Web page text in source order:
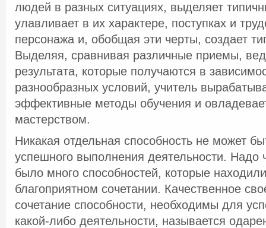
людей в разных ситуациях, выделяет
улавливает в их характере, поступках и
персонажа и, обобщая эти черты, создает
Выделяя, сравнивая различные приемы,
результата, которые получаются в
разнообразных условий, учитель
эффективные методы обучения и
мастерством.
Никакая отдельная способность не может
успешного выполнения деятельности. Надо
было много способностей, которые
благоприятном сочетании. Качественное
сочетание способности, необходимы для
какой-либо деятельности, называется